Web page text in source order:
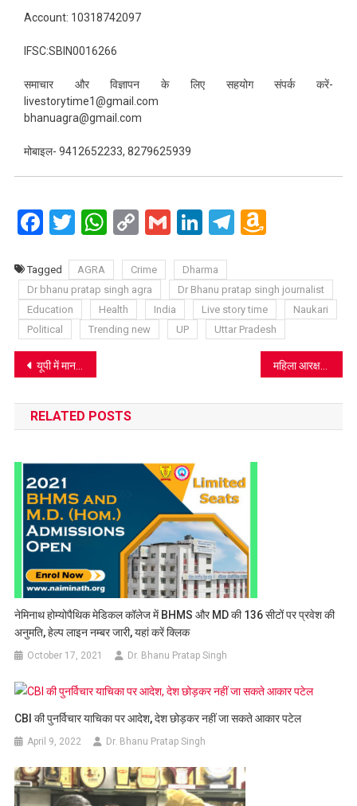
Account: 10318742097
IFSC:SBIN0016266
समाचार और विज्ञापन के लिए सहयोग संपर्क करें-
livestorytime1@gmail.com
bhanuagra@gmail.com
मोबाइल- 9412652233, 8279625939
Facebook
Twitter
WhatsApp
CopyGmailLinkedIn
Telegram
Amazon
List
Tagged AGRA Crime
Dharma
Dr bhanu pratap singh agra
Dr Bhanu pratap singh journalist
Education
Health India Live story time
Naukari
Political
Trending new UP Uttar Pradesh
Post
navigation
यूपी में मानसून हुआ सक्रिय: 13 जिलों में भारी बारिश का अलर्ट, तापमान में 7 डिग्री तक आएगी गिरावट
RELATED POSTS
नेमिनाथ होम्योपैथिक मेडिकल कॉलेज में BHMS और MD की 136 सीटों पर प्रवेश की
अनुमति, हेल्प लाइन नम्बर जारी, यहां करें क्लिक
October 17, 2021 Dr. Bhanu Pratap Singh
CBI की पुनर्विचार याचिका पर आदेश, देश छोड़कर नहीं जा सकते आकार पटेल
April 9, 2022 Dr. Bhanu Pratap Singh